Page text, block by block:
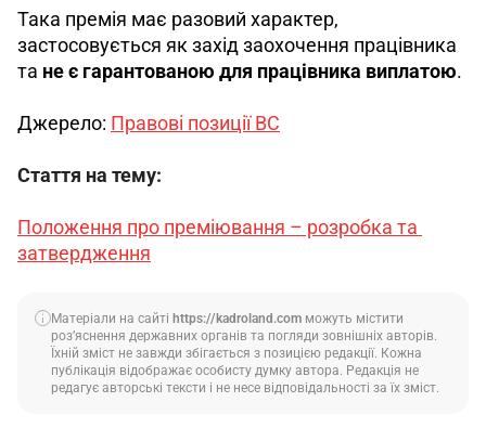
Така премія має разовий характер,
застосовується як захід заохочення працівника
та не є гарантованою для працівника виплатою.
Джерело: Правові позиції ВС
Стаття на тему:
Положення про преміювання – розробка та
затвердження
Матеріали на сайті https://kadroland.com можуть містити
роз’яснення державних органів та погляди зовнішніх авторів.
Їхній зміст не завжди збігається з позицією редакції. Кожна
публікація відображає особисту думку автора. Редакція не
редагує авторські тексти і не несе відповідальності за їх зміст.